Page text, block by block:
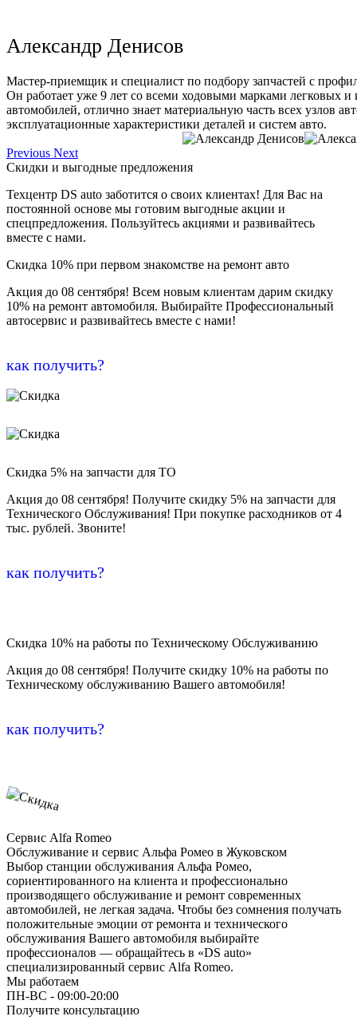
Александр Денисов
Мастер-приемщик и специалист по подбору запчастей с
Он работает уже 9 лет со всеми ходовыми марками легковых и
автомобилей, отлично знает материальную часть всех узлов
эксплуатационные характеристики деталей и систем авто.
Previous Next
Скидки и выгодные предложения
Техцентр DS auto заботится о своих клиентах! Для Вас на
постоянной основе мы готовим выгодные акции и
спецпредложения. Пользуйтесь акциями и развивайтесь
вместе с нами.
Скидка 10% при первом знакомстве на ремонт авто
Акция до 08 сентября! Всем новым клиентам дарим скидку
10% на ремонт автомобиля. Выбирайте Профессиональный
автосервис и развивайтесь вместе с нами!
как получить?
Скидка 5% на запчасти для ТО
Акция до 08 сентября! Получите скидку 5% на запчасти для
Технического Обслуживания! При покупке расходников от 4
тыс. рублей. Звоните!
как получить?
Скидка 10% на работы по Техническому Обслуживанию
Акция до 08 сентября! Получите скидку 10% на работы по
Техническому обслуживанию Вашего автомобиля!
как получить?
Сервис Alfa Romeo
Обслуживание и сервис Альфа Ромео в Жуковском
Выбор станции обслуживания Альфа Ромео,
сориентированного на клиента и профессионально
производящего обслуживание и ремонт современных
автомобилей, не легкая задача. Чтобы без сомнения получать
положительные эмоции от ремонта и технического
обслуживания Вашего автомобиля выбирайте
профессионалов — обращайтесь в «DS auto»
специализированный сервис Alfa Romeo.
Мы работаем
ПН-ВC - 09:00-20:00
Получите консультацию